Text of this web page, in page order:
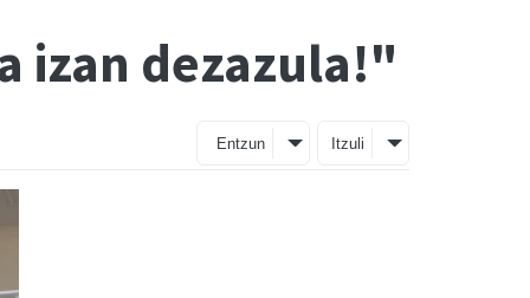
izan dezazula!"
Entzun Itzuli